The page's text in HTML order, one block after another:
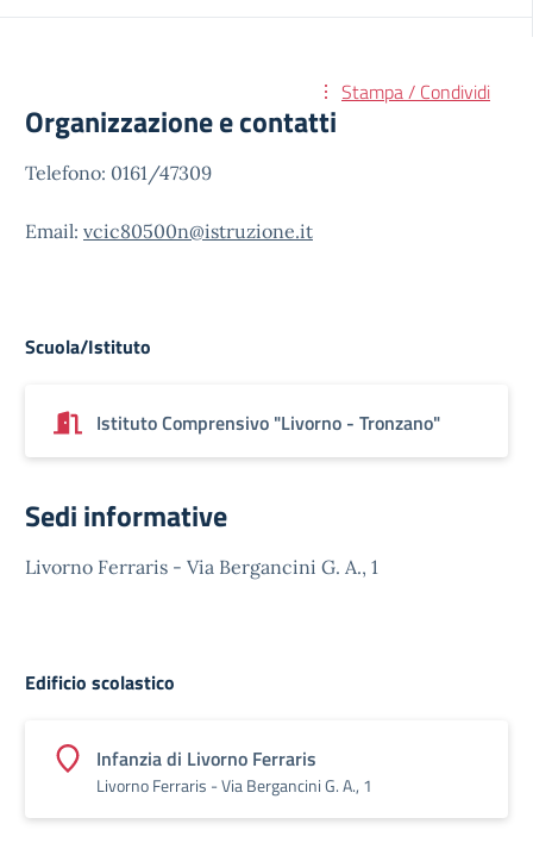
Stampa / Condividi
Organizzazione e contatti
Telefono: 0161/47309
Email: vcic80500n@istruzione.it
Scuola/Istituto
Istituto Comprensivo "Livorno - Tronzano"
Sedi informative
Livorno Ferraris - Via Bergancini G. A., 1
Edificio scolastico
Infanzia di Livorno Ferraris
Livorno Ferraris - Via Bergancini G. A., 1